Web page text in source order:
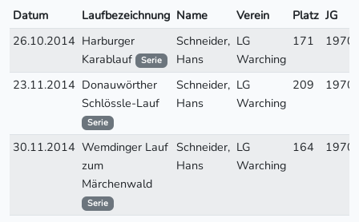
Datum Laufbezeichnung Name Verein Platz JG
26.10.2014 Harburger
Karablauf
Serie
Schneider,
Hans
LG
Warching
171 1970
23.11.2014 Donauwörther
Schlössle-Lauf
Serie
Schneider,
Hans
LG
Warching
209 1970
30.11.2014 Wemdinger Lauf
zum
Märchenwald
Serie
Schneider,
Hans
LG
Warching
164 1970